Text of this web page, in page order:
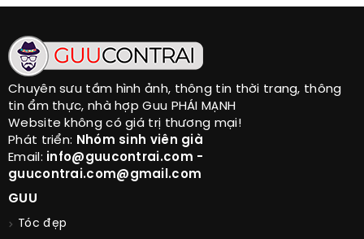
Chuyên sưu tầm hình ảnh, thông tin thời trang, thông
tin ẩm thực, nhà hợp Guu PHÁI MẠNH
Website không có giá trị thương mại!
Phát triển: Nhóm sinh viên già
Email: info@guucontrai.com -
guucontrai.com@gmail.com
GUU
Tóc đẹp